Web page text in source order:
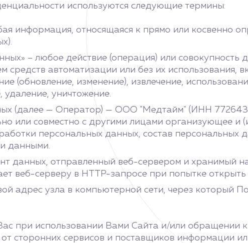
используются следующие термины:
информация, относящаяся к прямо или косвенно
– любое действие (операция) или
средств автоматизации или без их использования,
(обновление, изменение), извлечение,
удаление, уничтожение.
(далее — Оператор) — ООО "Медтайм" (ИНН
или совместно с другими лицами организующее
персональных данных, состав персональных
данными.
данных, отправленный веб-сервером и хранимый
веб-серверу в HTTP-запросе при попытке
адрес узла в компьютерной сети, через который
при использовании Вами Сайта и/или обращении к
сторонних сервисов и поставщиков информации